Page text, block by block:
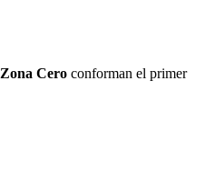
Zona Cero conforman el primer